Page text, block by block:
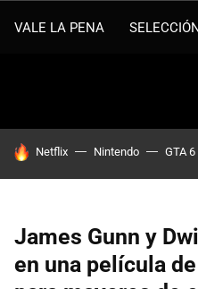
VALE LA PENA
HOY SE HABLA DE
Netflix Nintendo GTA 6
James Gunn y
en una película